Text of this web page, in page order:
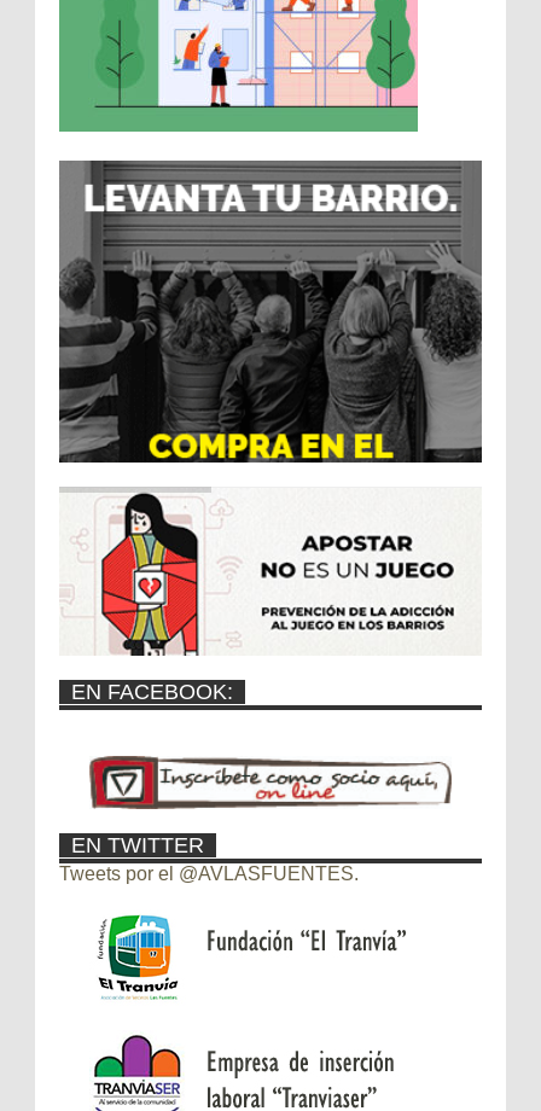
EN FACEBOOK:
EN TWITTER
Tweets por el @AVLASFUENTES.